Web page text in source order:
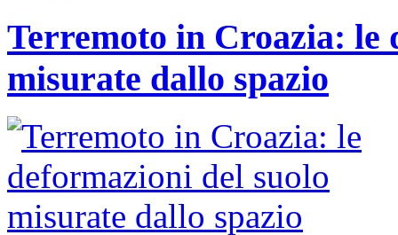
Terremoto in Croazia: le
misurate dallo spazio